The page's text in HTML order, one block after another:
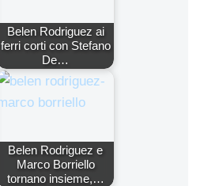
Belen Rodriguez ai
ferri corti con Stefano
De…
Belen Rodriguez e
Marco Borriello
tornano insieme,…